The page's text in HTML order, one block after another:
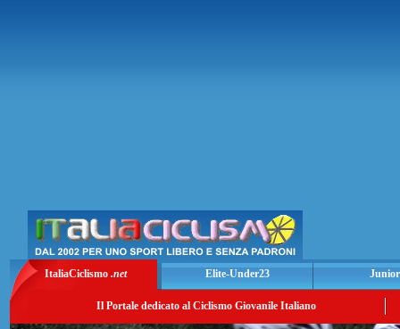
ItaliaCiclismo .net Elite-Under23
Il Portale dedicato al Ciclismo Giovanile Italiano